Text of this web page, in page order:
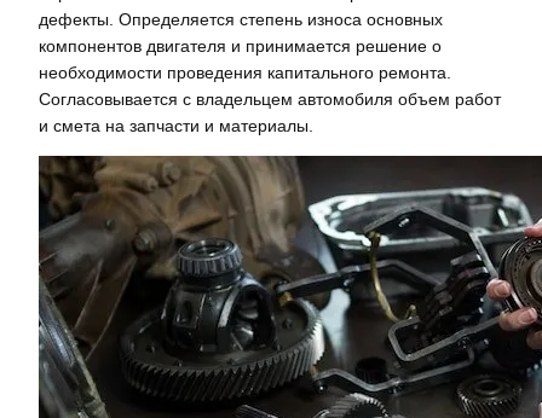
дефекты. Определяется степень износа основных
компонентов двигателя и принимается решение о
необходимости проведения капитального ремонта.
Согласовывается с владельцем автомобиля объем работ
и смета на запчасти и материалы.